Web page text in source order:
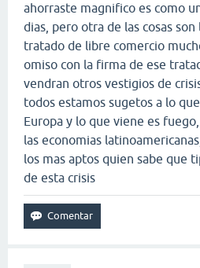
ahorraste magnifico es como
dias, pero otra de las cosas
tratado de libre comercio
omiso con la firma de ese
vendran otros vestigios de
todos estamos sugetos a lo
Europa y lo que viene es
las economias
los mas aptos quien sabe que
de esta crisis